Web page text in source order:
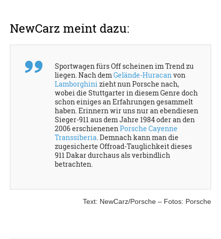
NewCarz meint dazu:
Sportwagen fürs Off scheinen im Trend zu
liegen. Nach demGelände-Huracanvon
Lamborghinizieht nun Porsche nach,
wobei die Stuttgarter in diesem Genre doch
schon einiges an Erfahrungen gesammelt
haben. Erinnern wir uns nur an ebendiesen
Sieger-911 aus dem Jahre 1984 oder an den
2006 erschienenenPorsche Cayenne
Transsiberia. Demnach kann man die
zugesicherte Offroad-Tauglichkeit dieses
911 Dakar durchaus als verbindlich
betrachten.
Text: NewCarz/Porsche – Fotos: Porsche